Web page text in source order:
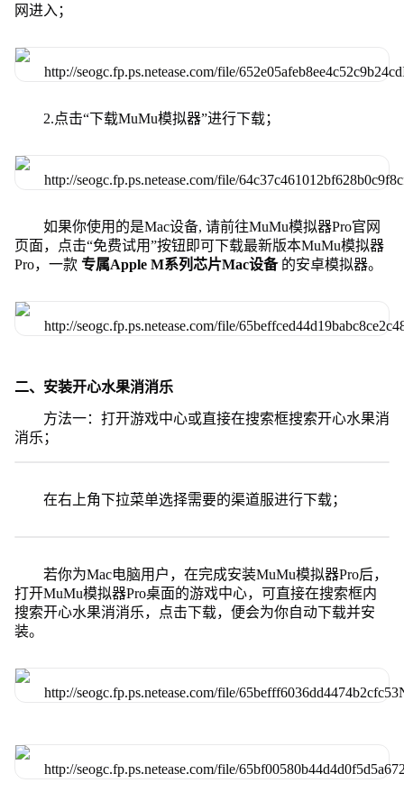
网进入；
2.点击“下载MuMu模拟器”进行下载；
如果你使用的是Mac设备, 请前往MuMu模拟器Pro官网
页面，点击“免费试用”按钮即可下载最新版本MuMu模拟器
Pro，一款 专属Apple M系列芯片Mac设备 的安卓模拟器。
二、安装开心水果消消乐
方法一：打开游戏中心或直接在搜索框搜索开心水果消
消乐；
在右上角下拉菜单选择需要的渠道服进行下载；
若你为Mac电脑用户，在完成安装MuMu模拟器Pro后，
打开MuMu模拟器Pro桌面的游戏中心，可直接在搜索框内
搜索开心水果消消乐，点击下载，便会为你自动下载并安
装。